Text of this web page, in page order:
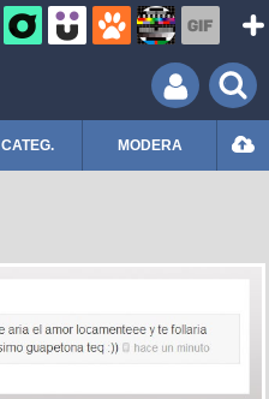
CATEG. MODERA